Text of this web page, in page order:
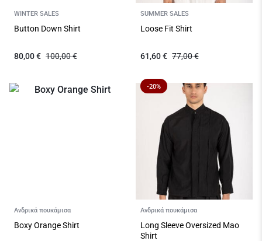
WINTER SALES
Button Down Shirt
100,00€
80,00€
SUMMER SALES
Loose Fit Shirt
77,00€
61,60€
Ανδρικά πουκάμισα
Boxy Orange Shirt
-20%
Ανδρικά πουκάμισα
Long Sleeve Oversized Mao
Shirt